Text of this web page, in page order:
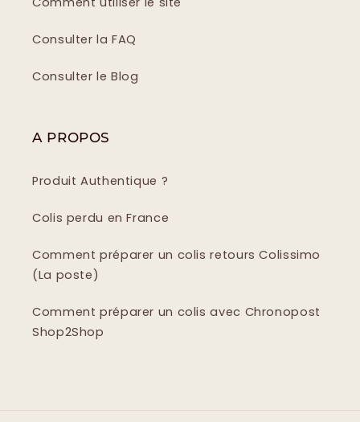
Consulter la FAQ
Consulter le Blog
A PROPOS
Produit Authentique ?
Colis perdu en France
Comment préparer un colis retours Colissimo
(La poste)
Comment préparer un colis avec Chronopost
Shop2Shop